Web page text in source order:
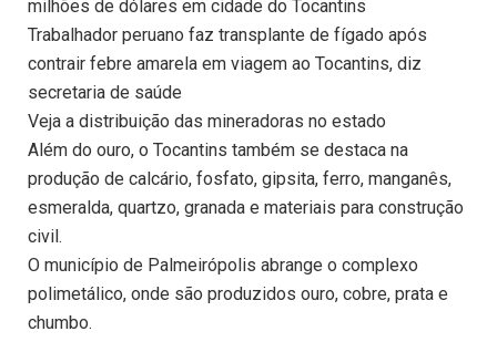
milhões de dólares em cidade do Tocantins
Trabalhador peruano faz transplante de fígado após
contrair febre amarela em viagem ao Tocantins, diz
secretaria de saúde
Veja a distribuição das mineradoras no estado
Além do ouro, o Tocantins também se destaca na
produção de calcário, fosfato, gipsita, ferro, manganês,
esmeralda, quartzo, granada e materiais para construção
civil.
O município de Palmeirópolis abrange o complexo
polimetálico, onde são produzidos ouro, cobre, prata e
chumbo.